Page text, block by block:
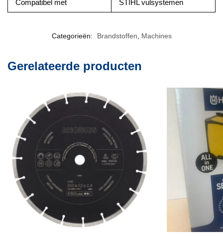
Compatibel met STIHL vulsystemen
Categorieën: Brandstoffen Machines
Gerelateerde producten